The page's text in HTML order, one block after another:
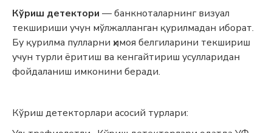
Кўриш детектори — банкноталарнинг визуал
текшириши учун мўлжалланган қурилмадан иборат.
Бу қурилма пулларни ҳимоя белгиларини текшириш
учун турли ёритиш ва кенгайтириш усулларидан
фойдаланиш имконини беради.
Кўриш детекторлари асосий турлари: